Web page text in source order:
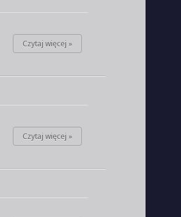
Czytaj więcej »
Czytaj więcej »